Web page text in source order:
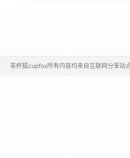
茶杯狐cupfox所有内容均来自互联网分享站